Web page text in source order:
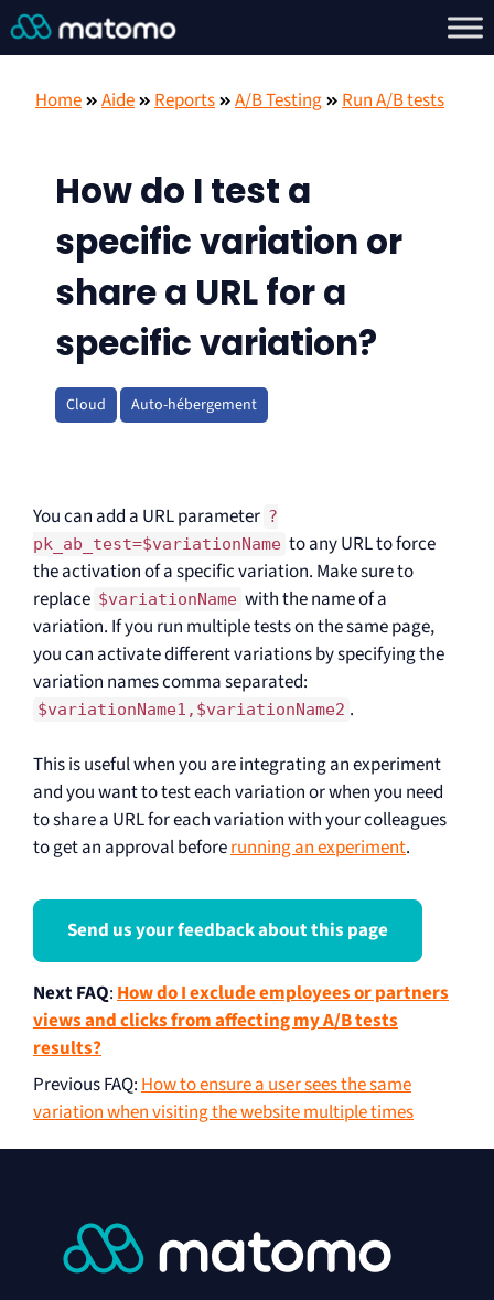
Home Aide Reports A/B Testing Run A/B tests
How do I test a
specific variation or
share a URL for a
specific variation?
Cloud Auto-hébergement
You can add a URL parameter ?
pk_ab_test=$variationName to any URL to force
the activation of a specific variation. Make sure to
replace $variationName with the name of a
variation. If you run multiple tests on the same page,
you can activate different variations by specifying the
variation names comma separated:
$variationName1,$variationName2 .
This is useful when you are integrating an experiment
and you want to test each variation or when you need
to share a URL for each variation with your colleagues
to get an approval beforerunning an experiment.
Send us your feedback about this page
Next FAQ:How do I exclude employees or partners
views and clicks from affecting my A/B tests
results?
Previous FAQ:How to ensure a user sees the same
variation when visiting the website multiple times